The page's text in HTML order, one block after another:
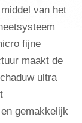
van het
fijne
maakt de
ultra
gemakkelijk